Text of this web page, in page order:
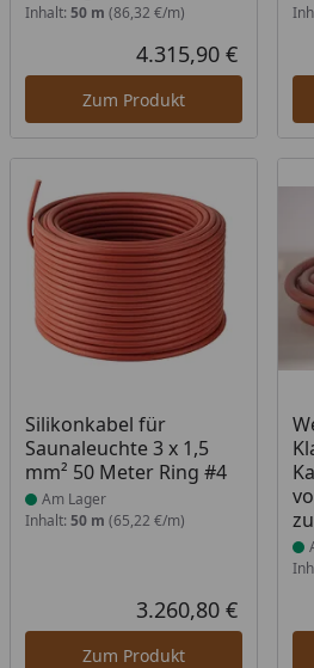
Inhalt: 50 m (86,32 €/m)
Aktueller
4.315,90 €
Zum Produkt
Silikonkabel für
Saunaleuchte 3 x 1,5
mm² 50 Meter Ring #4
Produkt am Lager
Am Lager
Inhalt: 50 m (65,22 €/m)
Aktueller
3.260,80 €
Zum Produkt